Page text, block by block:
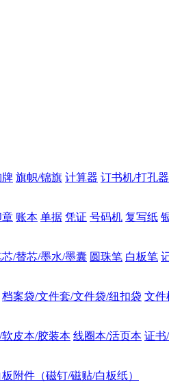
牌 旗帜/锦旗 计算器 订书机/打孔器
章 账本 单据 凭证 号码机 复写纸
芯/替芯/墨水/墨囊 圆珠笔 白板笔
档案袋/文件套/文件袋/纽扣袋 文件
软皮本/胶装本 线圈本/活页本 证书
板附件（磁钉/磁贴/白板纸）